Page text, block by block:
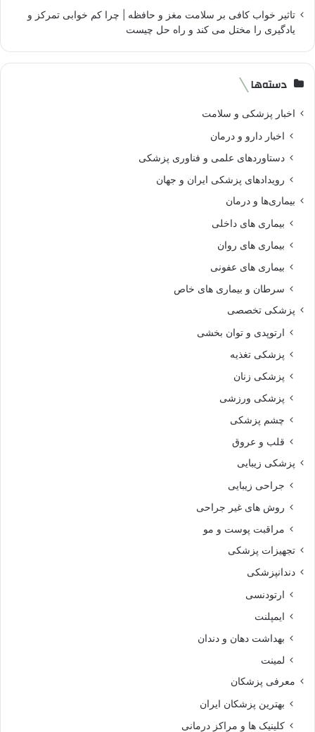
تاثیر خواب کافی بر سلامت مغز و حافظه | چرا کم خوابی تمرکز و
یادگیری را مختل می کند و راه حل چیست
دسته‌ها
اخبار پزشکی و سلامت
اخبار دارو و درمان
دستاوردهای علمی و فناوری پزشکی
رویدادهای پزشکی ایران و جهان
بیماری‌ها و درمان
بیماری های داخلی
بیماری های روان‌
بیماری های عفونی
سرطان و بیماری های خاص
پزشکی تخصصی
ارتوپدی و توان بخشی
پزشکی تغذیه
پزشکی زنان
پزشکی ورزشی
چشم پزشکی
قلب و عروق
پزشکی زیبایی
جراحی زیبایی
روش های غیر جراحی
مراقبت پوست و مو
تجهیزات پزشکی
دندانپزشکی
ارتودنسی
ایمپلنت
بهداشت دهان و دندان
لمینت
معرفی پزشکان
بهترین پزشکان ایران
کلینیک ها و مراکز درمانی